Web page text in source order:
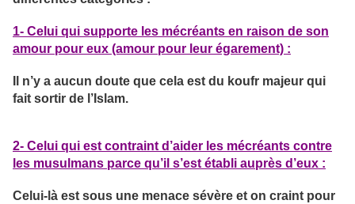
1- Celui qui supporte les mécréants en raison de son
amour pour eux (amour pour leur égarement) :
Il n’y a aucun doute que cela est du koufr majeur qui
fait sortir de l’Islam.
2- Celui qui est contraint d’aider les mécréants contre
les musulmans parce qu’il s’est établi auprès d’eux :
Celui-là est sous une menace sévère et on craint pour